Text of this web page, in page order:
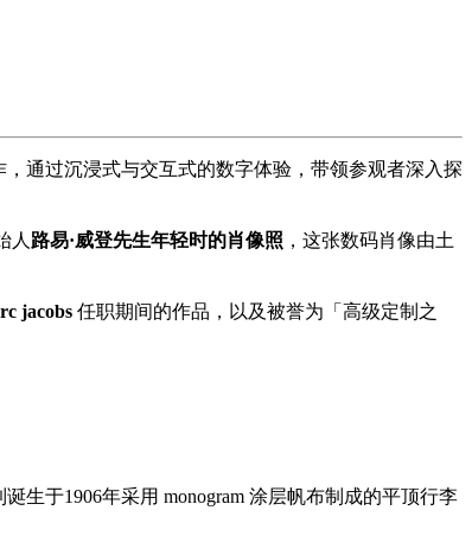
通过沉浸式与交互式的数字体验，带领参观者深入探
人 路易·威登先生年轻时的肖像照 ，这张数码肖像由土
jacobs 任职期间的作品，以及被誉为「高级定制之
生于1906年采用 monogram 涂层帆布制成的平顶行李